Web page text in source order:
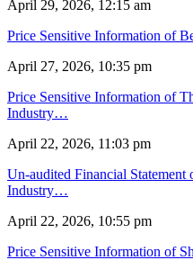
April 29, 2026, 12:15 am
Price Sensitive Information of
April 27, 2026, 10:35 pm
Price Sensitive Information of
Industry…
April 22, 2026, 11:03 pm
Un-audited Financial
Industry…
April 22, 2026, 10:55 pm
Price Sensitive Information of